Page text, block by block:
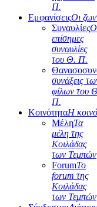
Π.
ΕμφανίσειςΟι
Συναυλίες
επίσημες
συναυλίες
του Θ. Π.
συνάξεις
φίλων του
Π.
ΚοινότηταΗ
ΜέληΤα
μέλη της
Κοιλάδας
των Τεμπών
ForumΤο
forum της
Κοιλάδας
των Τεμπών